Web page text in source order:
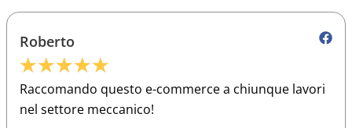
Roberto
★★★★★
Raccomando questo e-commerce a chiunque lavori
nel settore meccanico!